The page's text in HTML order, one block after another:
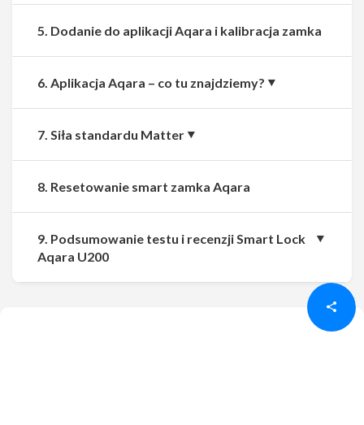
5. Dodanie do aplikacji Aqara i kalibracja zamka
6. Aplikacja Aqara – co tu znajdziemy?
7. Siła standardu Matter
8. Resetowanie smart zamka Aqara
9. Podsumowanie testu i recenzji Smart Lock
Aqara U200